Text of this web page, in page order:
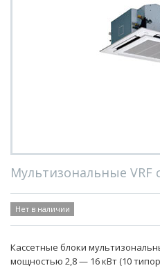
Мультизональные VRF
Нет в наличии
Кассетные блоки
мощностью 2,8 — 16 кВт (10